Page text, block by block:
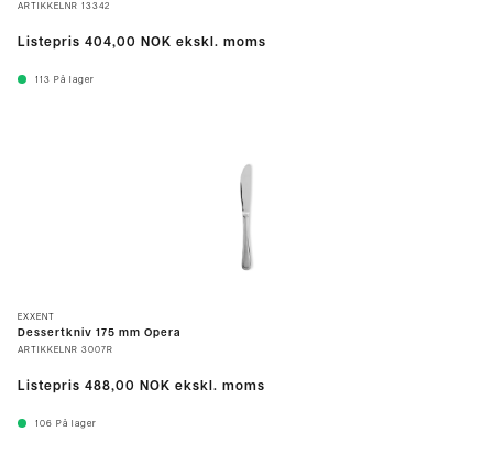
ARTIKKELNR 13342
Listepris 404,00 NOK ekskl. moms
113 På lager
EXXENT
Dessertkniv 175 mm Opera
ARTIKKELNR 3007R
Listepris 488,00 NOK ekskl. moms
106 På lager